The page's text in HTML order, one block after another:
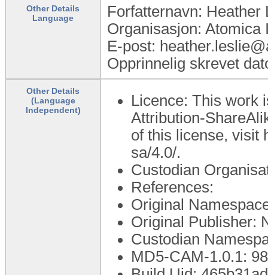
Other Details
Language
Forfatternavn: Heather
Organisasjon: Atomica
E-post:
Opprinnelig skrevet
Other Details
(Language
Independent)
Licence: This work
Attribution-
of this license, visit
sa/4.0/.
Custodian
References:
Original
Original Publisher:
Custodian
MD5-CAM-1.0.1: